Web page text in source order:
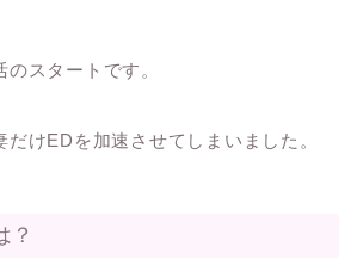
スタートです。
けEDを加速させてしまいました。
？